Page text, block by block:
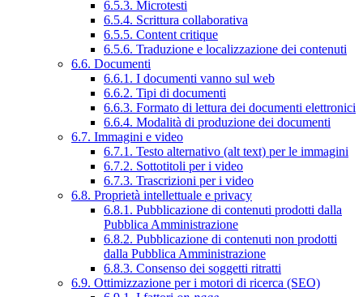
6.5.3. Microtesti
6.5.4. Scrittura collaborativa
6.5.5. Content critique
6.5.6. Traduzione e localizzazione dei contenuti
6.6. Documenti
6.6.1. I documenti vanno sul web
6.6.2. Tipi di documenti
6.6.3. Formato di lettura dei documenti elettronici
6.6.4. Modalità di produzione dei documenti
6.7. Immagini e video
6.7.1. Testo alternativo (alt text) per le immagini
6.7.2. Sottotitoli per i video
6.7.3. Trascrizioni per i video
6.8. Proprietà intellettuale e privacy
6.8.1. Pubblicazione di contenuti prodotti dalla
Pubblica Amministrazione
6.8.2. Pubblicazione di contenuti non prodotti
dalla Pubblica Amministrazione
6.8.3. Consenso dei soggetti ritratti
6.9. Ottimizzazione per i motori di ricerca (SEO)